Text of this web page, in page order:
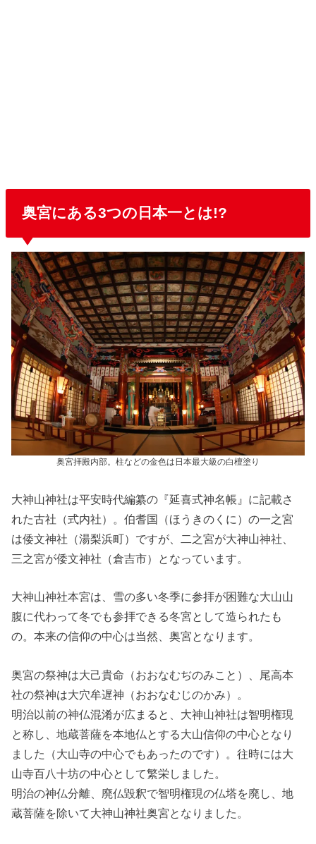
奥宮にある3つの日本一とは!?
奥宮拝殿内部。柱などの金色は日本最大級の白檀塗り
大神山神社は平安時代編纂の『延喜式神名帳』に記載さ
れた古社（式内社）。伯耆国（ほうきのくに）の一之宮
は倭文神社（湯梨浜町）ですが、二之宮が大神山神社、
三之宮が倭文神社（倉吉市）となっています。
大神山神社本宮は、雪の多い冬季に参拝が困難な大山山
腹に代わって冬でも参拝できる冬宮として造られたも
の。本来の信仰の中心は当然、奥宮となります。
奥宮の祭神は大己貴命（おおなむぢのみこと）、尾高本
社の祭神は大穴牟遅神（おおなむじのかみ）。
明治以前の神仏混淆が広まると、大神山神社は智明権現
と称し、地蔵菩薩を本地仏とする大山信仰の中心となり
ました（大山寺の中心でもあったのです）。往時には大
山寺百八十坊の中心として繁栄しました。
明治の神仏分離、廃仏毀釈で智明権現の仏塔を廃し、地
蔵菩薩を除いて大神山神社奥宮となりました。